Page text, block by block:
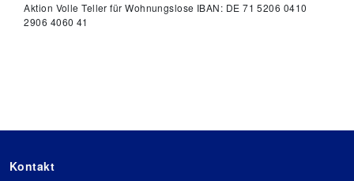
Aktion Volle Teller für Wohnungslose IBAN: DE 71 5206 0410
2906 4060 41
Kontakt